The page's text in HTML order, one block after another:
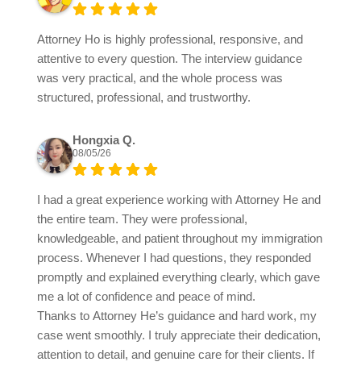
Attorney Ho is highly professional, responsive, and
attentive to every question. The interview guidance
was very practical, and the whole process was
structured, professional, and trustworthy.
Hongxia Q.
08/05/26
I had a great experience working with Attorney He and
the entire team. They were professional,
knowledgeable, and patient throughout my immigration
process. Whenever I had questions, they responded
promptly and explained everything clearly, which gave
me a lot of confidence and peace of mind.
Thanks to Attorney He’s guidance and hard work, my
case went smoothly. I truly appreciate their dedication,
attention to detail, and genuine care for their clients. If